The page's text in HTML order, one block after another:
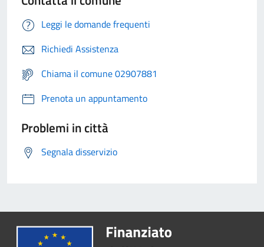
Leggi le domande frequenti
Richiedi Assistenza
Chiama il comune 02907881
Prenota un appuntamento
Problemi in città
Segnala disservizio